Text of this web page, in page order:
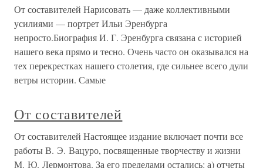
От составителей Нарисовать — даже коллективными
усилиями — портрет Ильи Эренбурга
непросто.Биография И. Г. Эренбурга связана с историей
нашего века прямо и тесно. Очень часто он оказывался на
тех перекрестках нашего столетия, где сильнее всего дули
ветры истории. Самые
От составителей
От составителей Настоящее издание включает почти все
работы В. Э. Вацуро, посвященные творчеству и жизни
М. Ю. Лермонтова. За его пределами остались: а) отчеты